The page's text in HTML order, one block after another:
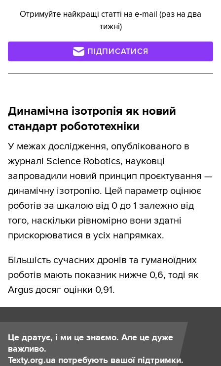
Отримуйте найкращі статті на e-mail (раз на два
тижні)
ПІДПИСАТИСЯ
Динамічна ізотропія як новий
стандарт робототехніки
У межах дослідження, опублікованого в
журналі Science Robotics, науковці
запровадили новий принцип проєктування —
динамічну ізотропію. Цей параметр оцінює
роботів за шкалою від 0 до 1 залежно від
того, наскільки рівномірно вони здатні
прискорюватися в усіх напрямках.
Більшість сучасних дронів та гуманоїдних
роботів мають показник нижче 0,6, тоді як
Argus досяг оцінки 0,91.
Це дратує, і ми це знаємо. Але це дуже
важливо.
Texty.org.ua потребують вашої підтримки.